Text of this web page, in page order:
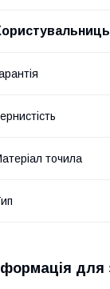
точила
для